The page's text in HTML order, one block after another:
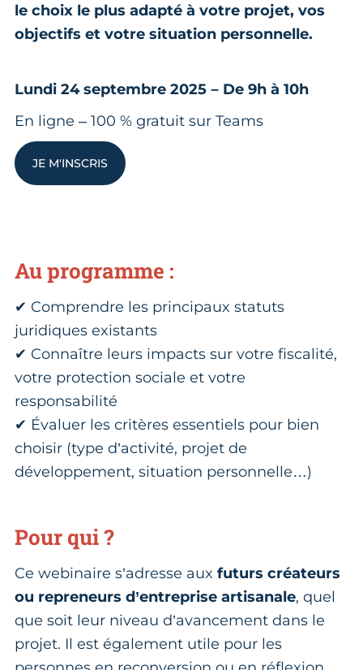
le choix le plus adapté à votre projet, vos
objectifs et votre situation personnelle.
Lundi 24 septembre 2025 – De 9h à 10h
En ligne – 100 % gratuit sur Teams
JE M'INSCRIS
Au programme :
✔ Comprendre les principaux statuts
juridiques existants
✔ Connaître leurs impacts sur votre fiscalité,
votre protection sociale et votre
responsabilité
✔ Évaluer les critères essentiels pour bien
choisir (type d’activité, projet de
développement, situation personnelle…)
Pour qui ?
Ce webinaire s’adresse aux futurs créateurs
ou repreneurs d’entreprise artisanale, quel
que soit leur niveau d’avancement dans le
projet. Il est également utile pour les